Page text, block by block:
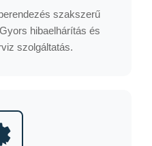
szakszerű
hibaelhárítás és
szolgáltatás.